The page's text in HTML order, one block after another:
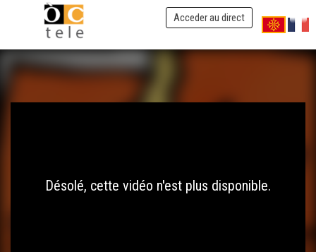
Acceder au direct
Désolé, cette vidéo n'est plus disponible.